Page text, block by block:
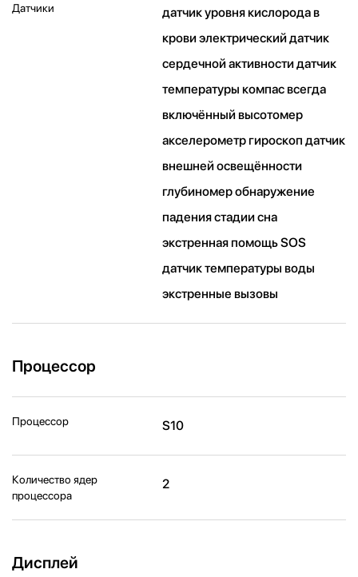
Датчики
датчик уровня кислорода в
крови электрический датчик
сердечной активности датчик
температуры компас всегда
включённый высотомер
акселерометр гироскоп датчик
внешней освещённости
глубиномер обнаружение
падения стадии сна
экстренная помощь SOS
датчик температуры воды
экстренные вызовы
Процессор
Процессор S10
Количество ядер
процессора
2
Дисплей